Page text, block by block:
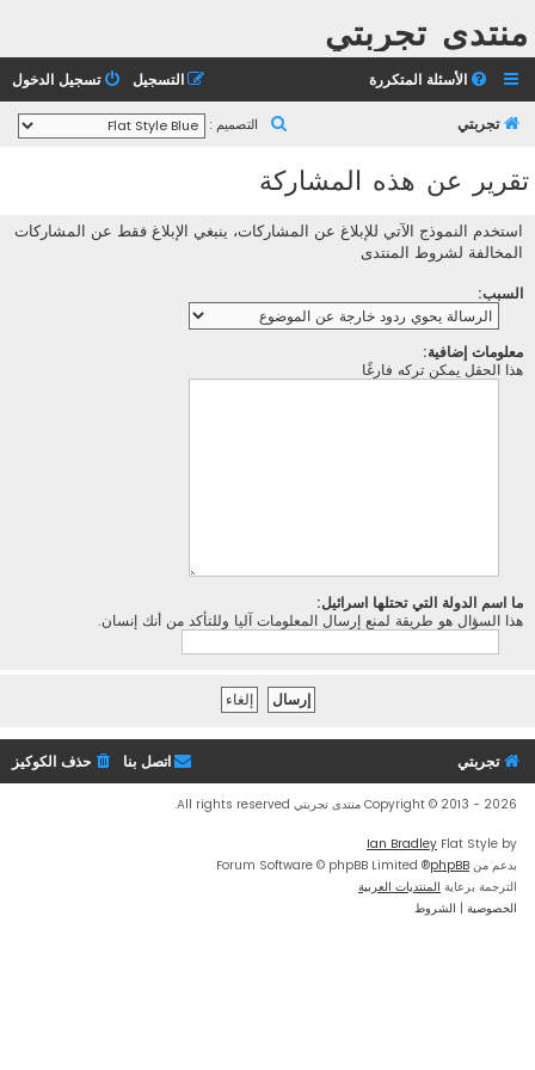
منتدى تجربتي
الأسئلة المتكررة تسجيل الدخول التسجيل
تجربتي التصميم :
ث
تقرير عن هذه المشاركة
استخدم النموذج الآتي للإبلاغ عن المشاركات، ينبغي الإبلاغ فقط عن المشاركات
المخالفة لشروط المنتدى
السبب:
معلومات إضافية:
هذا الحقل يمكن تركه فارغًا
ما اسم الدولة التي تحتلها اسرائيل:
هذا السؤال هو طريقة لمنع إرسال المعلومات آليا وللتأكد من أنك إنسان.
تجربتي حذف الكوكيز اتصل بنا
Copyright © 2013 - 2026 منتدى تجربتي All rights reserved.
Flat Style by
Ian Bradley
بدعم من phpBB
® Forum Software © phpBB Limited
الترجمة برعاية المنتديات العربية
الخصوصية | الشروط